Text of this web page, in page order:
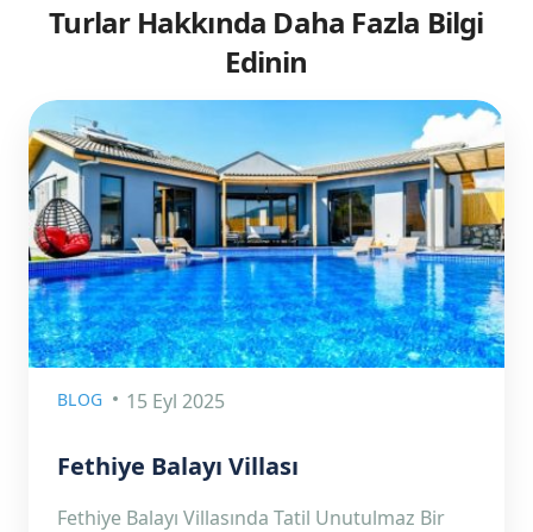
Turlar Hakkında Daha Fazla Bilgi
Edinin
BLOG 15 Eyl 2025
Fethiye Balayı Villası
Fethiye Balayı Villasında Tatil Unutulmaz Bir